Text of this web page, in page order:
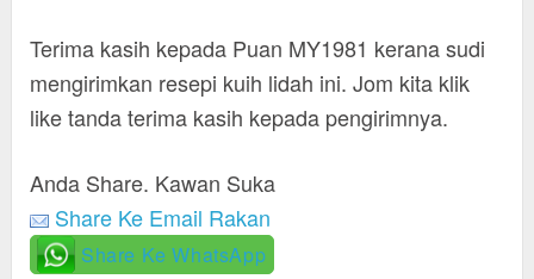
Terima kasih kepada Puan MY1981 kerana sudi
mengirimkan resepi kuih lidah ini. Jom kita klik
like tanda terima kasih kepada pengirimnya.
Anda Share. Kawan Suka
Share Ke Email Rakan
Share Ke WhatsApp